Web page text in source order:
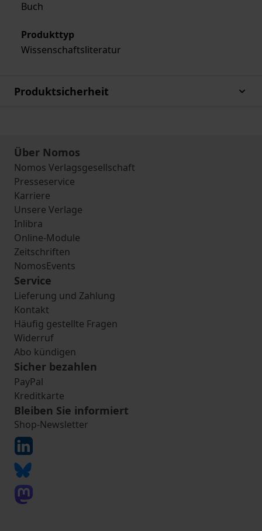
Buch
Produkttyp
Wissenschaftsliteratur
Produktsicherheit
Über Nomos
Nomos Verlagsgesellschaft
Presseservice
Karriere
Unsere Verlage
Inlibra
Online-Module
Zeitschriften
NomosEvents
Service
Lieferung und Zahlung
Kontakt
Häufig gestellte Fragen
Widerruf
Abo kündigen
Sicher bezahlen
PayPal
Kreditkarte
Bleiben Sie informiert
Shop-Newsletter